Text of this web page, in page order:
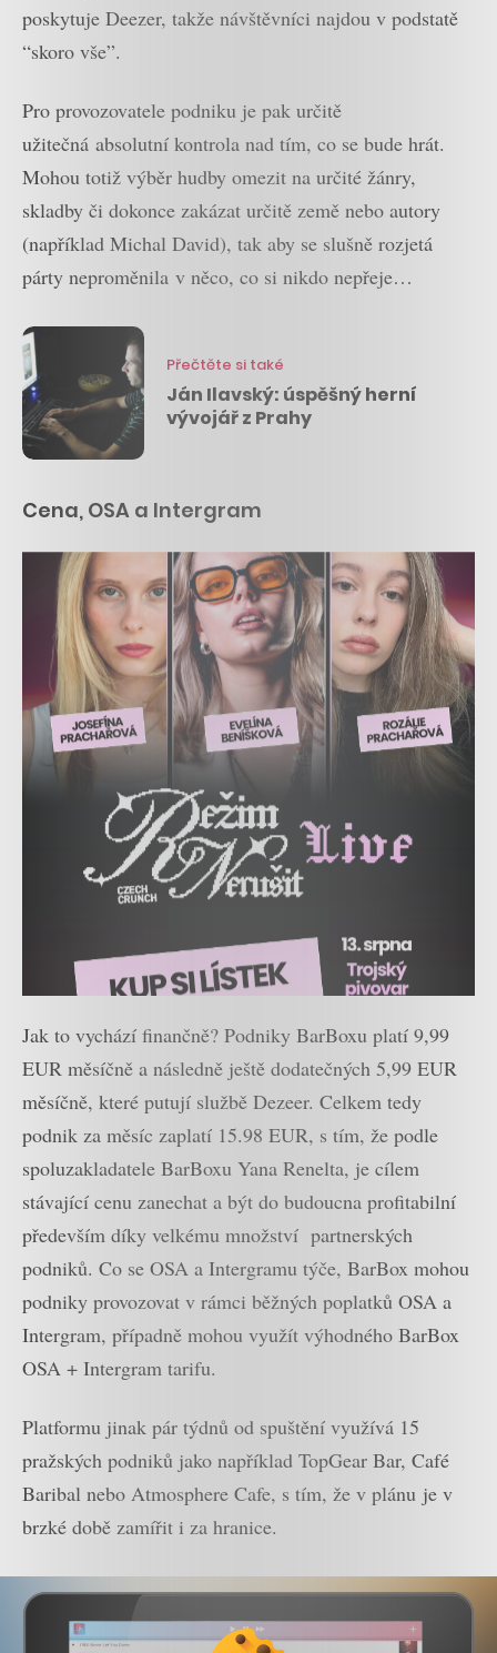
poskytuje Deezer, takže návštěvníci najdou v podstatě
“skoro vše”.
Pro provozovatele podniku je pak určitě
užitečná absolutní kontrola nad tím, co se bude hrát.
Mohou totiž výběr hudby omezit na určité žánry,
skladby či dokonce zakázat určitě země nebo autory
(například Michal David), tak aby se slušně rozjetá
párty neproměnila v něco, co si nikdo nepřeje…
Přečtěte si také
Ján Ilavský: úspěšný herní
vývojář z Prahy
Cena, OSA a Intergram
Jak to vychází finančně? Podniky BarBoxu platí 9,99
EUR měsíčně a následně ještě dodatečných 5,99 EUR
měsíčně, které putují službě Dezeer. Celkem tedy
podnik za měsíc zaplatí 15.98 EUR, s tím, že podle
spoluzakladatele BarBoxu Yana Renelta, je cílem
stávající cenu zanechat a být do budoucna profitabilní
především díky velkému množství partnerských
podniků. Co se OSA a Intergramu týče, BarBox mohou
podniky provozovat v rámci běžných poplatků OSA a
Intergram, případně mohou využít výhodného BarBox
OSA + Intergram tarifu.
Platformu jinak pár týdnů od spuštění využívá 15
pražských podniků jako například TopGear Bar, Café
Baribal nebo Atmosphere Cafe, s tím, že v plánu je v
brzké době zamířit i za hranice.